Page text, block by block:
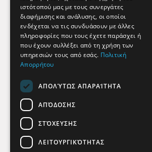
Όροι Χρήσης
Πολιτική προστασίας
Findhere
Social Media
ιστότοπού μας με τους συνεργάτες
διαφήμισης και ανάλυσης, οι οποίοι
ενδέχεται να τις συνδυάσουν με άλλες
πληροφορίες που τους έχετε παράσχει ή
που έχουν συλλέξει από τη χρήση των
υπηρεσιών τους από εσάς. Πολιτική
Απορρήτου
ΑΠΟΛΎΤΩΣ ΑΠΑΡΑΊΤΗΤΑ
ΑΠΌΔΟΣΗΣ
ΣΤΌΧΕΥΣΗΣ
ΛΕΙΤΟΥΡΓΙΚΌΤΗΤΑΣ